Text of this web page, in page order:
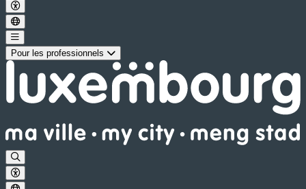
Pour les professionnels